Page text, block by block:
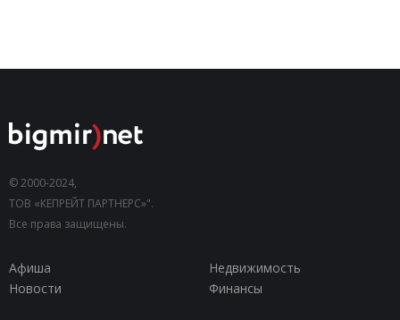
© 2000-2024,
ТОВ «КЕПРЕЙТ ПАРТНЕРС»".
Все права защищены.
Афиша
Недвижимость
Новости
Финансы